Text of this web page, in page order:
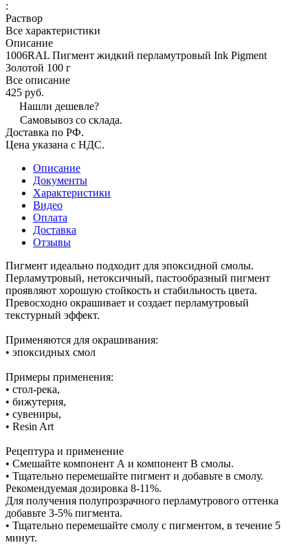
:
Раствор
Все характеристики
Описание
1006RAL Пигмент жидкий перламутровый Ink Pigment
Золотой 100 г
Все описание
425 руб.
Нашли дешевле?
Самовывоз со склада.
Доставка по РФ.
Цена указана с НДС.
Описание
Документы
Характеристики
Видео
Оплата
Доставка
Отзывы
Пигмент идеально подходит для эпоксидной смолы.
Перламутровый, нетоксичный, пастообразный пигмент
проявляют хорошую стойкость и стабильность цвета.
Превосходно окрашивает и создает перламутровый
текстурный эффект.
Применяются для окрашивания:
• эпоксидных смол
Примеры применения:
• стол-река,
• бижутерия,
• сувениры,
• Resin Art
Рецептура и применение
• Смешайте компонент А и компонент В смолы.
• Тщательно перемешайте пигмент и добавьте в смолу.
Рекомендуемая дозировка 8-11%.
Для получения полупрозрачного перламутрового оттенка
добавьте 3-5% пигмента.
• Тщательно перемешайте смолу с пигментом, в течение 5
минут.